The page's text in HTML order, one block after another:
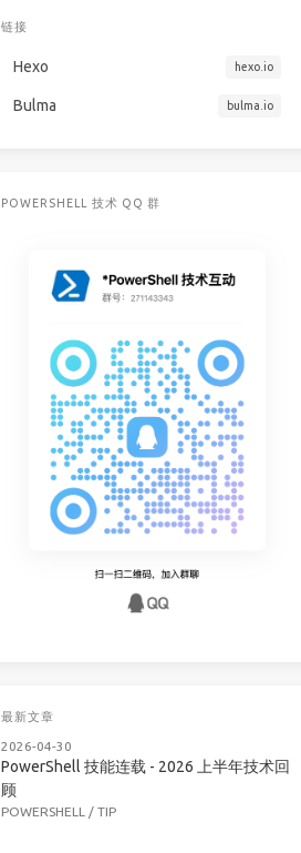
链接
Hexo hexo.io
Bulma bulma.io
POWERSHELL 技术 QQ 群
最新文章
2026-04-30
PowerShell 技能连载 - 2026 上半年技术回
顾
POWERSHELL / TIP